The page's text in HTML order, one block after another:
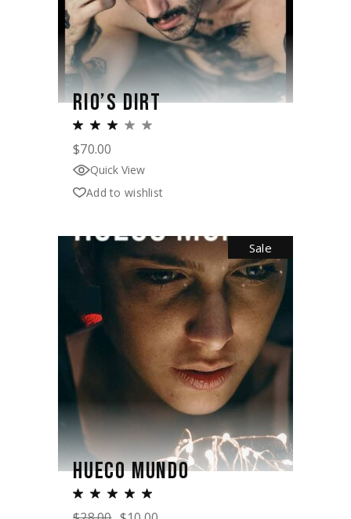
RIO’S DIRT
$70.00
Quick View
Add to wishlist
Sale
HUECO MUNDO